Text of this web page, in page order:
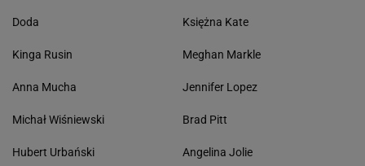
Doda
Kinga Rusin
Anna Mucha
Michał Wiśniewski
Hubert Urbański
Księżna Kate
Meghan Markle
Jennifer Lopez
Brad Pitt
Angelina Jolie